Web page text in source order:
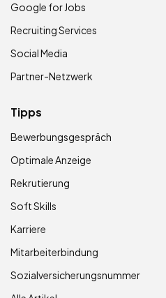
Google for Jobs
Recruiting Services
Social Media
Partner-Netzwerk
Tipps
Bewerbungsgespräch
Optimale Anzeige
Rekrutierung
Soft Skills
Karriere
Mitarbeiterbindung
Sozialversicherungsnummer